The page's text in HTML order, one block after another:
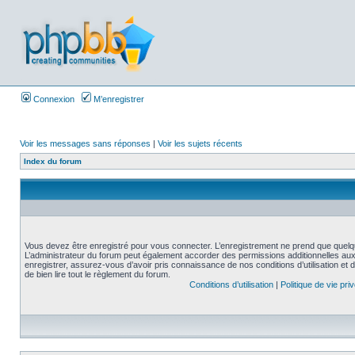
Connexion M’enregistrer
Voir les messages sans réponses | Voir les sujets récents
Index du forum
Vous devez être enregistré pour vous connecter. L’enregistrement ne prend que
L’administrateur du forum peut également accorder des permissions additionnelles
enregistrer, assurez-vous d’avoir pris connaissance de nos conditions d’utilisation et
de bien lire tout le règlement du forum.
Conditions d’utilisation| Politique de vie